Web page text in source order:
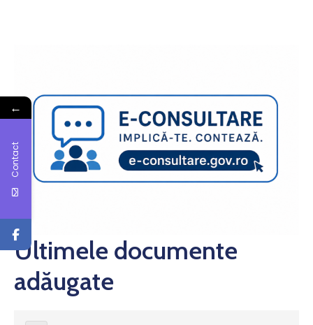
Ultimele documente
adăugate
←
Contact